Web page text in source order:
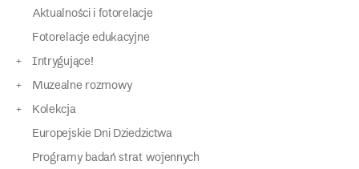
Aktualności i fotorelacje
Fotorelacje edukacyjne
Intrygujące!
Muzealne rozmowy
Kolekcja
Europejskie Dni Dziedzictwa
Programy badań strat wojennych